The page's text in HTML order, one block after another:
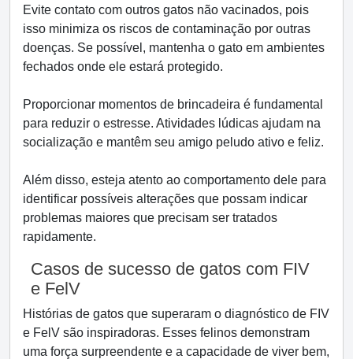
Evite contato com outros gatos não vacinados, pois
isso minimiza os riscos de contaminação por outras
doenças. Se possível, mantenha o gato em ambientes
fechados onde ele estará protegido.
Proporcionar momentos de brincadeira é fundamental
para reduzir o estresse. Atividades lúdicas ajudam na
socialização e mantêm seu amigo peludo ativo e feliz.
Além disso, esteja atento ao comportamento dele para
identificar possíveis alterações que possam indicar
problemas maiores que precisam ser tratados
rapidamente.
Casos de sucesso de gatos com FIV
e FelV
Histórias de gatos que superaram o diagnóstico de FIV
e FelV são inspiradoras. Esses felinos demonstram
uma força surpreendente e a capacidade de viver bem,